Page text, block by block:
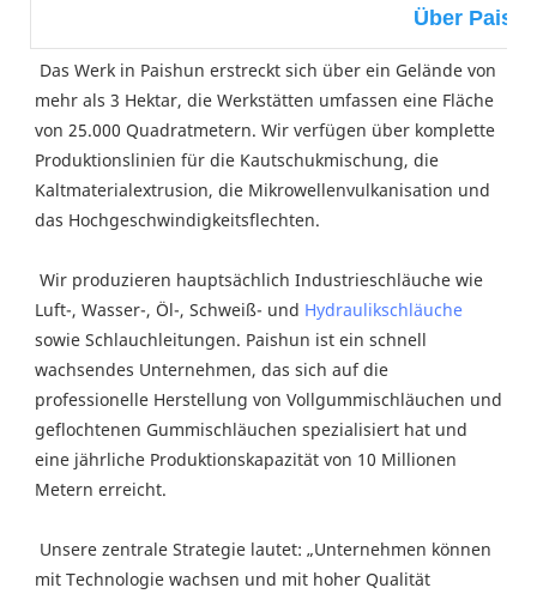
Über
mehr als 3 Hektar, die Werkstätten umfassen eine Fläche
von 25.000 Quadratmetern. Wir verfügen über komplette
Produktionslinien für die Kautschukmischung, die
Kaltmaterialextrusion, die Mikrowellenvulkanisation und
das Hochgeschwindigkeitsflechten.
Luft-, Wasser-, Öl-, Schweiß- und Hydraulikschläuche
sowie Schlauchleitungen. Paishun ist ein schnell
wachsendes Unternehmen, das sich auf die
professionelle Herstellung von Vollgummischläuchen und
geflochtenen Gummischläuchen spezialisiert hat und
eine jährliche Produktionskapazität von 10 Millionen
Metern erreicht.
mit Technologie wachsen und mit hoher Qualität